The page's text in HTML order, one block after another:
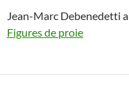
Jean-Marc Debenedetti
Figures de proie